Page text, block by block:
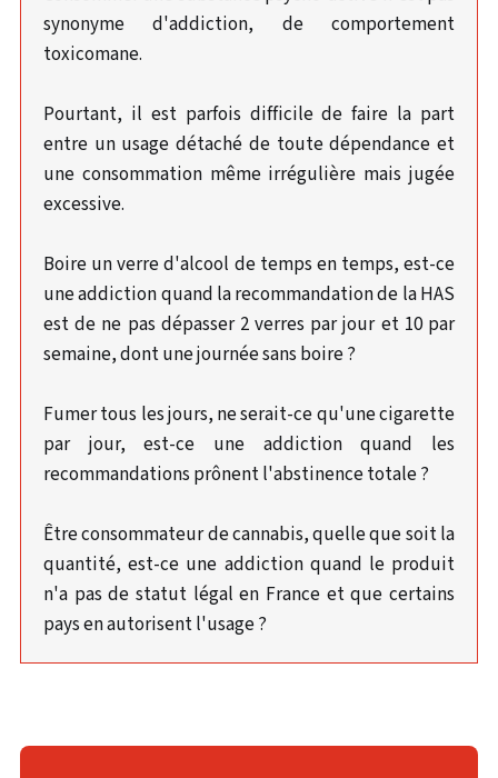
synonyme d'addiction, de comportement
toxicomane.
Pourtant, il est parfois difficile de faire la part
entre un usage détaché de toute dépendance et
une consommation même irrégulière mais jugée
excessive.
Boire un verre d'alcool de temps en temps, est-ce
une addiction quand la recommandation de la HAS
est de ne pas dépasser 2 verres par jour et 10 par
semaine, dont une journée sans boire ?
Fumer tous les jours, ne serait-ce qu'une cigarette
par jour, est-ce une addiction quand les
recommandations prônent l'abstinence totale ?
Être consommateur de cannabis, quelle que soit la
quantité, est-ce une addiction quand le produit
n'a pas de statut légal en France et que certains
pays en autorisent l'usage ?